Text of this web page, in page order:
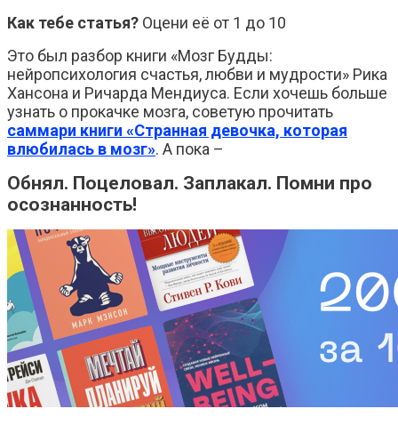
Как тебе статья? Оцени её от 1 до 10
Это был разбор книги «Мозг Будды:
нейропсихология счастья, любви и мудрости» Рика
Хансона и Ричарда Мендиуса. Если хочешь больше
узнать о прокачке мозга, советую прочитать
саммари книги «Странная девочка, которая
влюбилась в мозг». А пока –
Обнял. Поцеловал. Заплакал. Помни про
осознанность!